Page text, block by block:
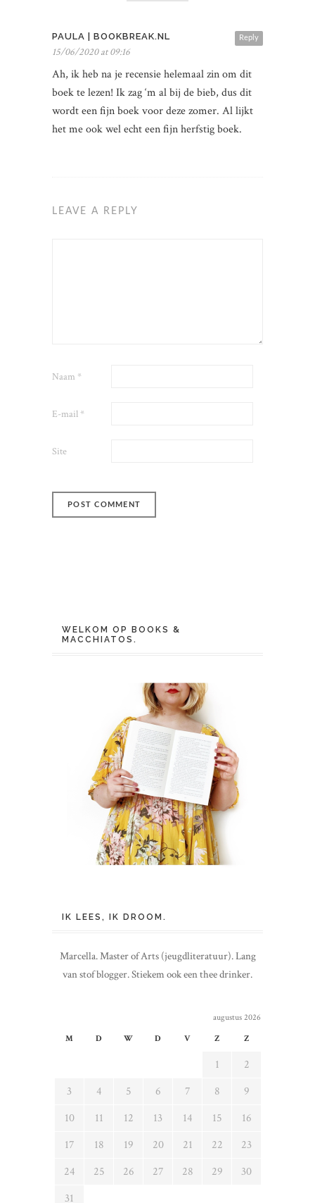
Reply
PAULA | BOOKBREAK.NL
15/06/2020 at 09:16
Ah, ik heb na je recensie helemaal zin om dit
boek te lezen! Ik zag ‘m al bij de bieb, dus dit
wordt een fijn boek voor deze zomer. Al lijkt
het me ook wel echt een fijn herfstig boek.
LEAVE A REPLY
Naam *
E-mail *
Site
WELKOM OP BOOKS &
MACCHIATOS.
IK LEES, IK DROOM.
Marcella. Master of Arts (jeugdliteratuur). Lang
van stof blogger. Stiekem ook een thee drinker.
augustus 2026
M
D W D V Z Z
1
2
3
4 5 6 7 8
9
10
11 12 13 14 15
16
17
18 19 20 21 22
23
24
25 26 27 28 29
30
31